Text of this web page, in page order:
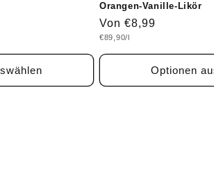
Orangen-Vanille-Likör
Normaler
Preis
Von €8,99
Grundpreis
€89,90/l
Optionen